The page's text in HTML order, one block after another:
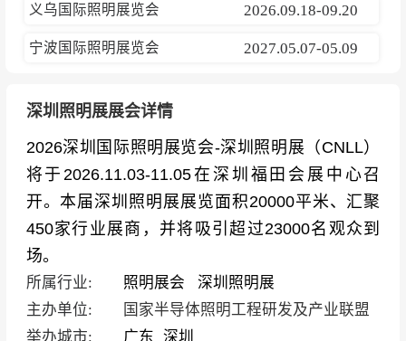
义乌国际照明展览会 2026.09.18-09.20
宁波国际照明展览会 2027.05.07-05.09
深圳照明展展会详情
2026深圳国际照明展览会-深圳照明展（CNLL）
将于2026.11.03-11.05在深圳福田会展中心召
开。本届深圳照明展展览面积20000平米、汇聚
450家行业展商，并将吸引超过23000名观众到
场。
所属行业: 照明展会
深圳照明展
主办单位:
国家半导体照明工程研发及产业联盟
举办城市:
广东 深圳